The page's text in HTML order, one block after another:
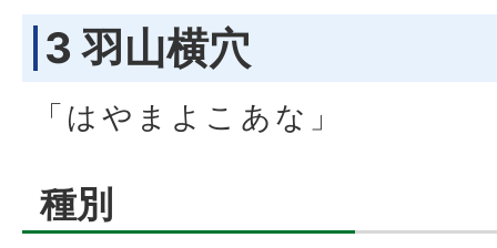
3 羽山横穴
「はやまよこあな」
種別